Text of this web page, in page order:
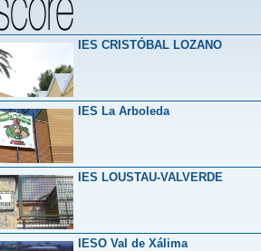
IES CRISTÓBAL LOZANO
IES La Arboleda
IES LOUSTAU-VALVERDE
IESO Val de Xálima